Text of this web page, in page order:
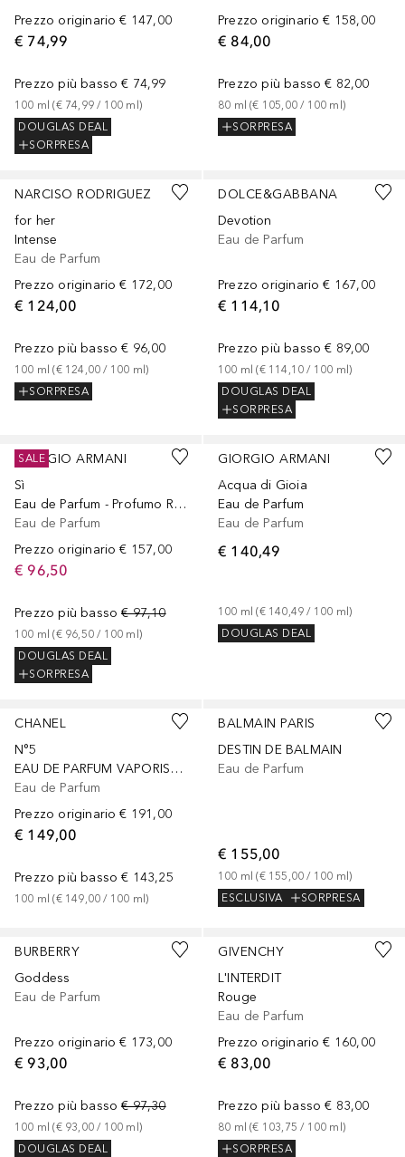
Prezzo originario € 147,00
€ 74,99
Prezzo più basso € 74,99
100 ml (€ 74,99 / 100 ml)
DOUGLAS DEAL
SORPRESA
Prezzo originario € 158,00
€ 84,00
Prezzo più basso € 82,00
80 ml (€ 105,00 / 100 ml)
SORPRESA
NARCISO RODRIGUEZ
for her
Intense
Eau de Parfum
Prezzo originario € 172,00
€ 124,00
Prezzo più basso € 96,00
100 ml (€ 124,00 / 100 ml)
SORPRESA
DOLCE&GABBANA
Devotion
Eau de Parfum
Prezzo originario € 167,00
€ 114,10
Prezzo più basso € 89,00
100 ml (€ 114,10 / 100 ml)
DOUGLAS DEAL
SORPRESA
GIORGIO ARMANI
Sì
Eau de Parfum - Profumo Ricaricabile
Eau de Parfum
Prezzo originario € 157,00
€ 96,50
Prezzo più basso € 97,10
100 ml (€ 96,50 / 100 ml)
DOUGLAS DEAL
SORPRESA
SALE
GIORGIO ARMANI
Acqua di Gioia
Eau de Parfum
Eau de Parfum
€ 140,49
100 ml (€ 140,49 / 100 ml)
DOUGLAS DEAL
CHANEL
N°5
EAU DE PARFUM VAPORISATEUR
Eau de Parfum
Prezzo originario € 191,00
€ 149,00
Prezzo più basso € 143,25
100 ml (€ 149,00 / 100 ml)
BALMAIN PARIS
DESTIN DE BALMAIN
Eau de Parfum
€ 155,00
100 ml (€ 155,00 / 100 ml)
ESCLUSIVA
SORPRESA
BURBERRY
Goddess
Eau de Parfum
Prezzo originario € 173,00
€ 93,00
Prezzo più basso € 97,30
100 ml (€ 93,00 / 100 ml)
DOUGLAS DEAL
GIVENCHY
L'INTERDIT
Rouge
Eau de Parfum
Prezzo originario € 160,00
€ 83,00
Prezzo più basso € 83,00
80 ml (€ 103,75 / 100 ml)
SORPRESA